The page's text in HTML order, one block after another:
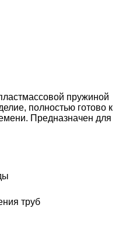
пружиной
полностью готово к
Предназначен для
труб